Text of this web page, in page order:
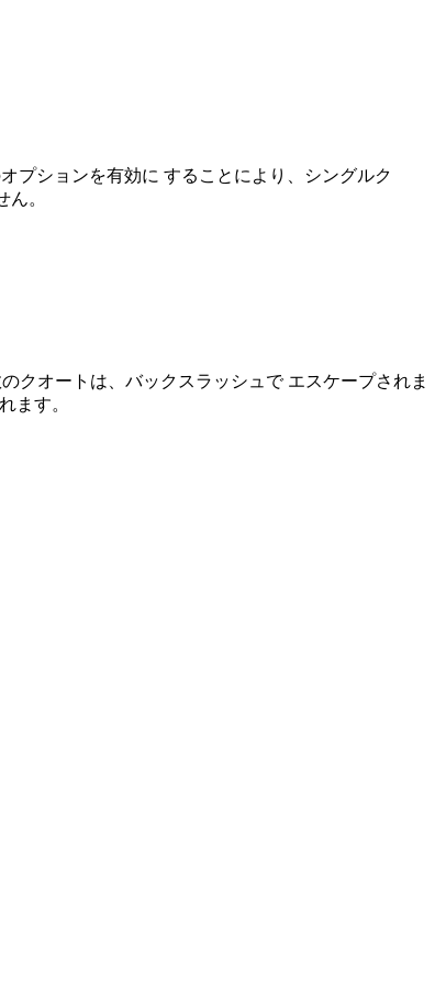
プションを有効に することにより、シングルク
。
クオートは、バックスラッシュで エスケープされま
ます。